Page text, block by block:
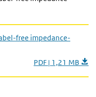
free impedance-
PDF | 1,21 MB